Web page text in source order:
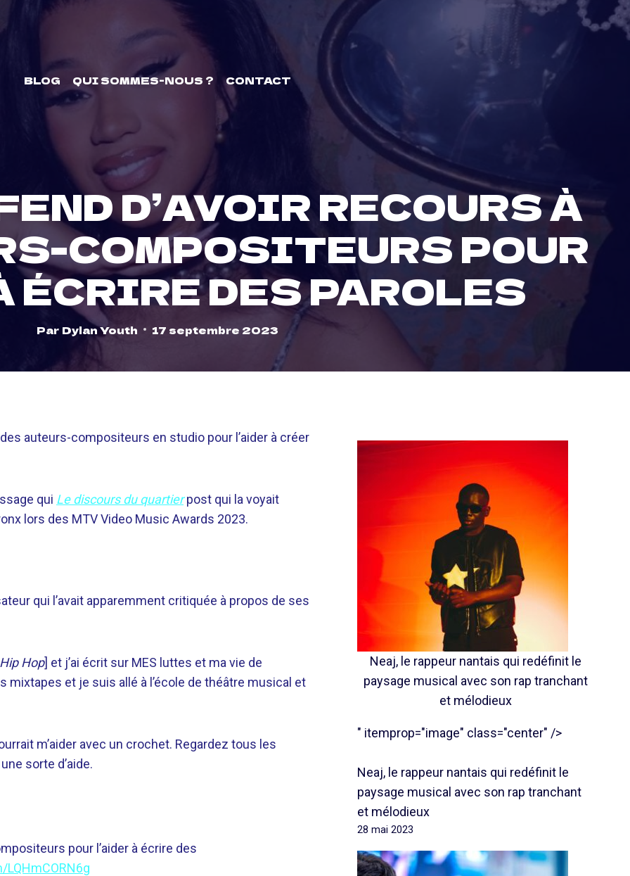
BLOG QUI SOMMES-NOUS ? CONTACT
D’AVOIR RECOURS À
COMPOSITEURS POUR
ÉCRIRE DES PAROLES
Par Dylan Youth 17 septembre 2023
auteurs-compositeurs en studio pour l’aider à créer
qui Le discours du quartierpost qui la voyait
lors des MTV Video Music Awards 2023.
qui l’avait apparemment critiquée à propos de ses
Hop] et j’ai écrit sur MES luttes et ma vie de
mixtapes et je suis allé à l’école de théâtre musical et
m’aider avec un crochet. Regardez tous les
sorte d’aide.
pour l’aider à écrire des
Neaj, le rappeur nantais qui redéfinit le
paysage musical avec son rap tranchant
et mélodieux
" itemprop="image" class="center" />
Neaj, le rappeur nantais qui redéfinit le
paysage musical avec son rap tranchant
et mélodieux
28 mai 2023